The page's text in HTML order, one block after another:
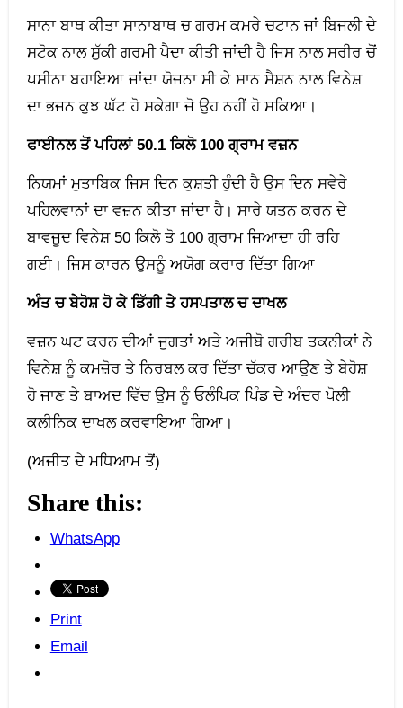
ਸਾਨਾ ਬਾਥ ਕੀਤਾ ਸਾਨਾਬਾਥ ਚ ਗਰਮ ਕਮਰੇ ਚਟਾਨ ਜਾਂ ਬਿਜਲੀ ਦੇ
ਸਟੋਕ ਨਾਲ ਸੁੱਕੀ ਗਰਮੀ ਪੈਦਾ ਕੀਤੀ ਜਾਂਦੀ ਹੈ ਜਿਸ ਨਾਲ ਸਰੀਰ ਚੋਂ
ਪਸੀਨਾ ਬਹਾਇਆ ਜਾਂਦਾ ਯੋਜਨਾ ਸੀ ਕੇ ਸਾਨ ਸੈਸ਼ਨ ਨਾਲ ਵਿਨੇਸ਼
ਦਾ ਭਜਨ ਕੁਝ ਘੱਟ ਹੋ ਸਕੇਗਾ ਜੋ ਉਹ ਨਹੀਂ ਹੋ ਸਕਿਆ।
ਫਾਈਨਲ ਤੋਂ ਪਹਿਲਾਂ 50.1 ਕਿਲੋ 100 ਗ੍ਰਾਮ ਵਜ਼ਨ
ਨਿਯਮਾਂ ਮੁਤਾਬਿਕ ਜਿਸ ਦਿਨ ਕੁਸ਼ਤੀ ਹੁੰਦੀ ਹੈ ਉਸ ਦਿਨ ਸਵੇਰੇ
ਪਹਿਲਵਾਨਾਂ ਦਾ ਵਜ਼ਨ ਕੀਤਾ ਜਾਂਦਾ ਹੈ। ਸਾਰੇ ਯਤਨ ਕਰਨ ਦੇ
ਬਾਵਜੂਦ ਵਿਨੇਸ਼ 50 ਕਿਲੋ ਤੋ 100 ਗ੍ਰਾਮ ਜਿਆਦਾ ਹੀ ਰਹਿ
ਗਈ। ਜਿਸ ਕਾਰਨ ਉਸਨੂੰ ਅਯੋਗ ਕਰਾਰ ਦਿੱਤਾ ਗਿਆ
ਅੰਤ ਚ ਬੇਹੋਸ਼ ਹੋ ਕੇ ਡਿੱਗੀ ਤੇ ਹਸਪਤਾਲ ਚ ਦਾਖਲ
ਵਜ਼ਨ ਘਟ ਕਰਨ ਦੀਆਂ ਜੁਗਤਾਂ ਅਤੇ ਅਜੀਬੋ ਗਰੀਬ ਤਕਨੀਕਾਂ ਨੇ
ਵਿਨੇਸ਼ ਨੂੰ ਕਮਜ਼ੋਰ ਤੇ ਨਿਰਬਲ ਕਰ ਦਿੱਤਾ ਚੱਕਰ ਆਉਣ ਤੇ ਬੇਹੋਸ਼
ਹੋ ਜਾਣ ਤੇ ਬਾਅਦ ਵਿੱਚ ਉਸ ਨੂੰ ਓਲੰਪਿਕ ਪਿੰਡ ਦੇ ਅੰਦਰ ਪੋਲੀ
ਕਲੀਨਿਕ ਦਾਖਲ ਕਰਵਾਇਆ ਗਿਆ।
(ਅਜੀਤ ਦੇ ਮਧਿਆਮ ਤੋਂ)
Share this:
WhatsApp
Print
Email